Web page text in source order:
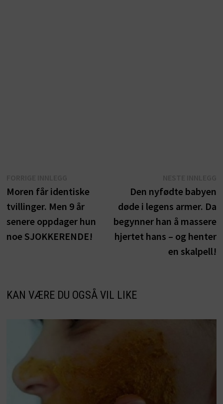
innlegg:
Moren får identiske
tvillinger. Men 9 år
senere oppdager hun
noe SJOKKERENDE!
Den nyfødte babyen
døde i legens armer. Da
begynner han å massere
hjertet hans – og henter
en skalpell!
KAN VÆRE DU OGSÅ VIL LIKE